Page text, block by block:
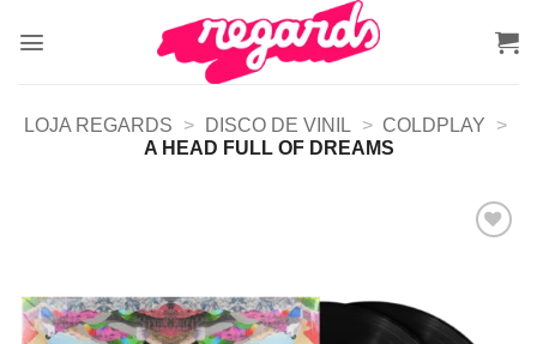
LOJA REGARDS > DISCO DE VINIL > COLDPLAY
>
A HEAD FULL OF DREAMS